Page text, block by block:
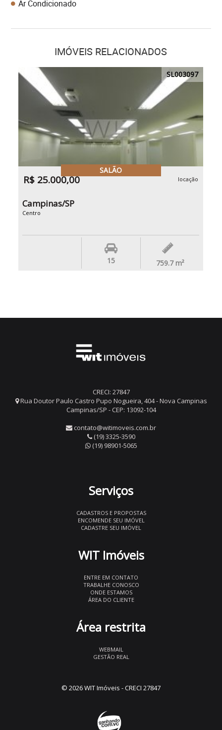
Ar Condicionado
IMÓVEIS RELACIONADOS
SL003097
SALÃO
R$ 25.000,00 locação
Campinas/SP
Centro
15 759.7 m²
CRECI: 27847
Rua Doutor Paulo Castro Pupo Nogueira, 404 - Nova Campinas
Campinas/SP - CEP: 13092-104
contato@witimoveis.com.br
(19) 3325-3590
(19) 98901-5065
Serviços
CADASTROS E PROPOSTAS
ENCOMENDE SEU IMÓVEL
CADASTRE SEU IMÓVEL
WIT Imóveis
ENTRE EM CONTATO
TRABALHE CONOSCO
ONDE ESTAMOS
ÁREA DO CLIENTE
Área restrita
WEBMAIL
GESTÃO REAL
© 2026 WIT Imóveis - CRECI 27847